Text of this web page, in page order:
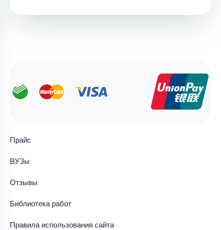
Прайс
ВУЗы
Отзывы
Библиотека работ
Правила использования сайта